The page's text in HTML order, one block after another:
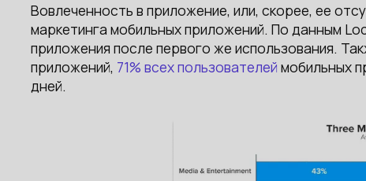
Вовлеченность в приложение, или, скорее, ее
маркетинга мобильных приложений. По данным
приложения после первого же использования.
приложений, 71% всех пользователей мобильных
дней.